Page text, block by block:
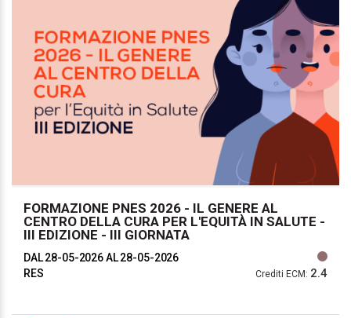
FORMAZIONE PNES 2026 - IL GENERE AL
CENTRO DELLA CURA PER L'EQUITÀ IN SALUTE -
III EDIZIONE - III GIORNATA
DAL 28-05-2026AL 28-05-2026
RES
Crediti ECM: 2.4